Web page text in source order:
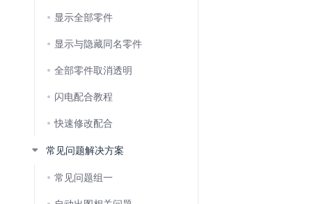
显示全部零件
显示与隐藏同名零件
全部零件取消透明
闪电配合教程
快速修改配合
常见问题解决方案
常见问题组一